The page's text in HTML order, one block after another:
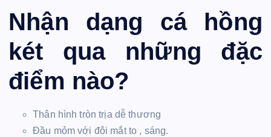
Nhận dạng cá hồng
két qua những đặc
điểm nào?
Thân hình tròn trịa dễ thương
Đầu mỏm với đôi mắt to , sáng.